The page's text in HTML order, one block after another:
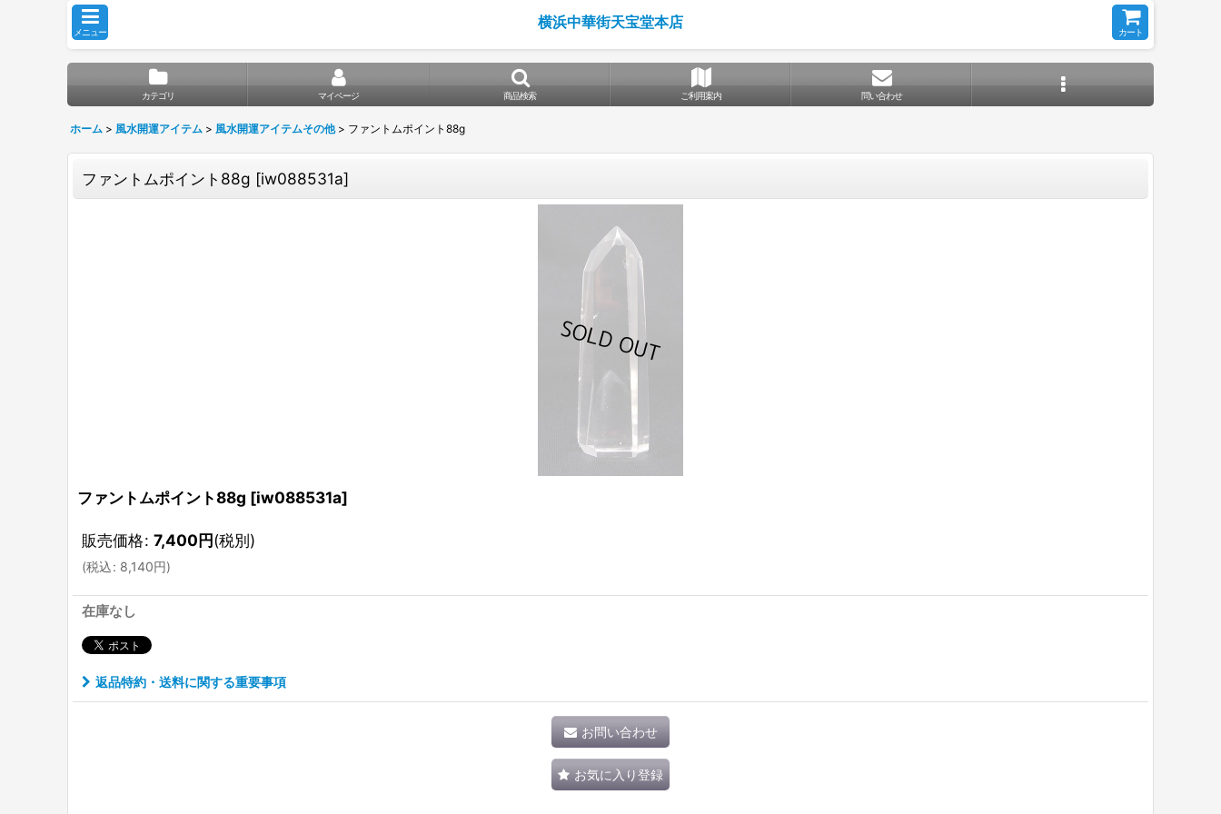
メニュー
横浜中華街天宝堂本店
カート
カテゴリ マイページ 商品検索 ご利用案内 問い合わせ
ホーム > 風水開運アイテム > 風水開運アイテムその他 > ファントムポイント88g
ファントムポイント88g [iw088531a]
ファントムポイント88g [iw088531a]
販売価格: 7,400円(税別)
(税込: 8,140円)
在庫なし
返品特約・送料に関する重要事項
お問い合わせ
お気に入り登録